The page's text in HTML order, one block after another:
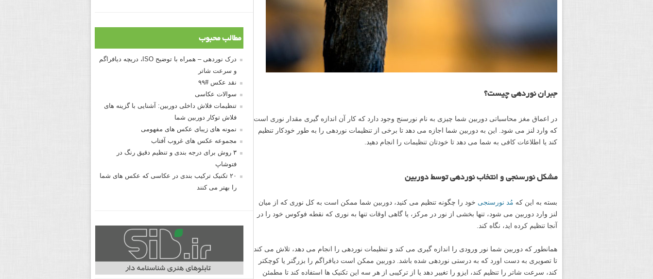
جبران نوردهی چیست؟
در اعماق مغز محاسباتی دوربین شما چیزی به نام نورسنج وجود دارد که کار آن اندازه گیری مقدار نوری است
که وارد لنز می شود. این به دوربین شما اجازه می دهد تا برخی از تنظیمات نوردهی را به طور خودکار تنظیم
کند یا اطلاعات کافی به شما می دهد تا خودتان تنظیمات را انجام دهید.
مشکل نورسنجی و انتخاب نوردهی توسط دوربین
بسته به این که مُد نورسنجی خود را چگونه تنظیم می کنید، دوربین شما ممکن است به کل نوری که از میان
لنز وارد دوربین می شود، تنها بخشی از نور در مرکز، یا گاهی اوقات تنها به نوری که نقطه فوکوس خود را در
آنجا تنظیم کرده اید، نگاه کند.
همانطور که دوربین شما نور ورودی را اندازه گیری می کند و تنظیمات نوردهی را انجام می دهد، تلاش می کند
تا تصویری به دست اورد که به درستی نوردهی شده باشد. دوربین ممکن است دیافراگم را بزرگتر یا کوچکتر
کند، سرعت شاتر را تنظیم کند، ایزو را تغییر دهد یا از ترکیبی از هر سه این تکنیک ها استفاده کند تا مطمئن
مطالب محبوب
درک نوردهی – همراه با توضیح ISO، دریچه دیافراگم
و سرعت شاتر
نقد عکس #۹۹
سوالات عکاسی
تنظیمات فلاش داخلی دوربین: آشنایی با گزینه های
فلاش توکار دوربین شما
نمونه های زیبای عکس های مفهومی
مجموعه عکس های غروب آفتاب
۳ روش برای درجه بندی و تنظیم دقیق رنگ در
فتوشاپ
۲۰ تکنیک ترکیب بندی در عکاسی که عکس های شما
را بهتر می کنند